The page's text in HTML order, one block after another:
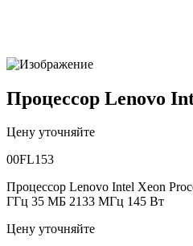
Процессор Lenovo
Цену уточняйте
00FL153
Процессор Lenovo Intel Xeon
ГГц 35 МБ 2133 МГц 145 Вт
Цену уточняйте